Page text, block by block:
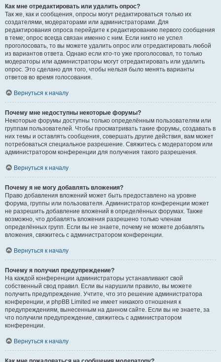
Как мне отредактировать или удалить опрос?
Так же, как и сообщения, опросы могут редактироваться только их
создателями, модераторами или администраторами. Для
редактирования опроса перейдите к редактированию первого сообщения
в теме; опрос всегда связан именно с ним. Если никто не успел
проголосовать, то вы можете удалить опрос или отредактировать любой
из вариантов ответа. Однако если кто-то уже проголосовал, то только
модераторы или администраторы могут отредактировать или удалить
опрос. Это сделано для того, чтобы нельзя было менять варианты
ответов во время голосования.
Вернуться к началу
Почему мне недоступны некоторые форумы?
Некоторые форумы доступны только определённым пользователям или
группам пользователей. Чтобы просматривать такие форумы, создавать в
них темы и оставлять сообщения, совершать другие действия, вам может
потребоваться специальное разрешение. Свяжитесь с модератором или
администратором конференции для получения такого разрешения.
Вернуться к началу
Почему я не могу добавлять вложения?
Право добавления вложений может быть предоставлено на уровне
форума, группы или пользователя. Администратор конференции может
не разрешить добавление вложений в определённых форумах. Также
возможно, что добавлять вложения разрешено только членам
определённых групп. Если вы не знаете, почему не можете добавлять
вложения, свяжитесь с администратором конференции.
Вернуться к началу
Почему я получил предупреждение?
На каждой конференции администраторы устанавливают свой
собственный свод правил. Если вы нарушили правило, вы можете
получить предупреждение. Учтите, что это решение администратора
конференции, и phpBB Limited не имеет никакого отношения к
предупреждениям, вынесенным на данном сайте. Если вы не знаете, за
что получили предупреждение, свяжитесь с администратором
конференции.
Вернуться к началу